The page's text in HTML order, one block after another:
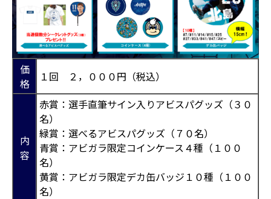
価
格
１回 ２，０００円（税込）
内
容
赤賞：選手直筆サイン入りアビスパグッズ（３０
名）
緑賞：選べるアビスパグッズ（７０名）
青賞：アビガラ限定コインケース４種（１００
名）
黄賞：アビガラ限定デカ缶バッジ１０種（１００
名）